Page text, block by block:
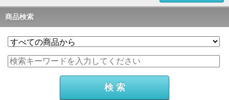
商品検索